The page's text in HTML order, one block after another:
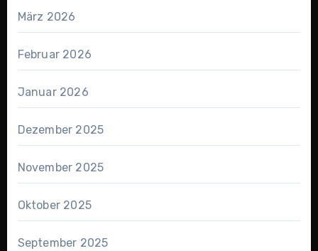
März 2026
Februar 2026
Januar 2026
Dezember 2025
November 2025
Oktober 2025
September 2025